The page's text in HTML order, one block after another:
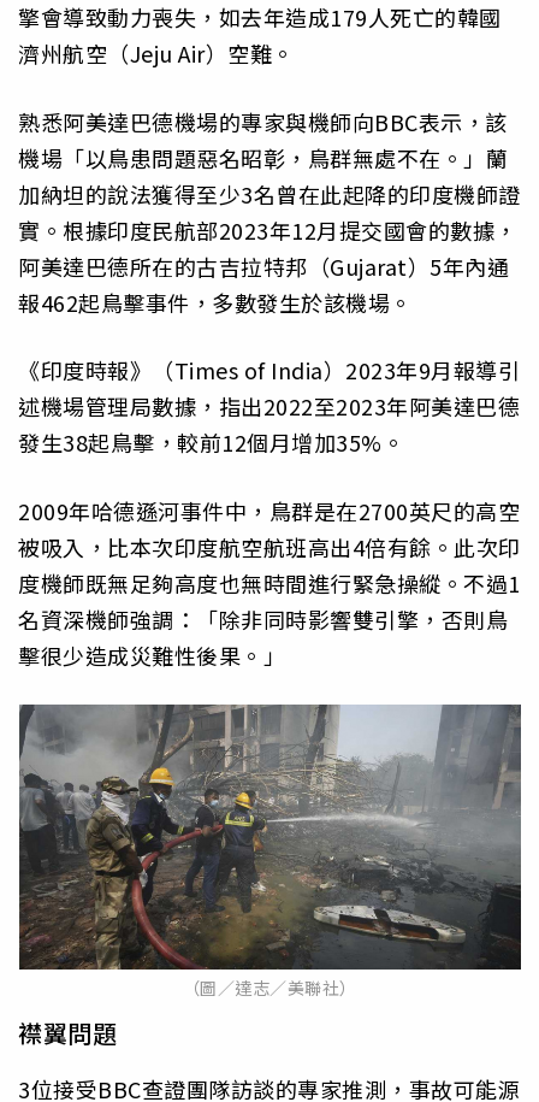
擎會導致動力喪失，如去年造成179人死亡的韓國
濟州航空（Jeju Air）空難。
熟悉阿美達巴德機場的專家與機師向BBC表示，該
機場「以鳥患問題惡名昭彰，鳥群無處不在。」蘭
加納坦的說法獲得至少3名曾在此起降的印度機師證
實。根據印度民航部2023年12月提交國會的數據，
阿美達巴德所在的古吉拉特邦（Gujarat）5年內通
報462起鳥擊事件，多數發生於該機場。
《印度時報》（Times of India）2023年9月報導引
述機場管理局數據，指出2022至2023年阿美達巴德
發生38起鳥擊，較前12個月增加35%。
2009年哈德遜河事件中，鳥群是在2700英尺的高空
被吸入，比本次印度航空航班高出4倍有餘。此次印
度機師既無足夠高度也無時間進行緊急操縱。不過1
名資深機師強調：「除非同時影響雙引擎，否則鳥
擊很少造成災難性後果。」
（圖／達志／美聯社）
襟翼問題
3位接受BBC查證團隊訪談的專家推測，事故可能源